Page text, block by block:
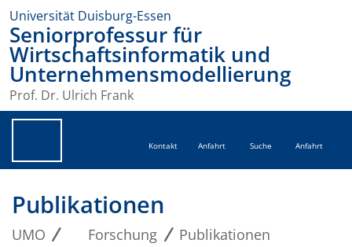
Universität Duisburg-Essen
Seniorprofessur für
Wirtschaftsinformatik und
Unternehmensmodellierung
Prof. Dr. Ulrich Frank
Kontakt Anfahrt Suche Anfahrt
Publikationen
UMO Forschung Publikationen